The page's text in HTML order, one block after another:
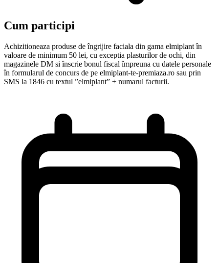
Cum participi
Achizitioneaza produse de îngrijire faciala din gama elmiplant în
valoare de minimum 50 lei, cu exceptia plasturilor de ochi, din
magazinele DM si înscrie bonul fiscal împreuna cu datele personale
în formularul de concurs de pe elmiplant-te-premiaza.ro sau prin
SMS la 1846 cu textul ”elmiplant” + numarul facturii.